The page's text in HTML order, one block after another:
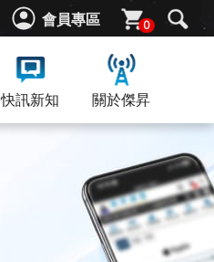
會員專區 0
快訊新知 關於傑昇